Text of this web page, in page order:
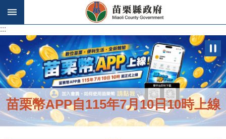
跳到主要內容區塊
:::
苗栗幣APP自115年7月10日10時上線